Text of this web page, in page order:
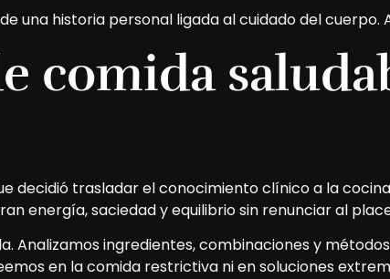
una historia personal ligada al cuidado del cuerpo.
comida
decidió trasladar el conocimiento clínico a la
energía, saciedad y equilibrio sin renunciar al
Analizamos ingredientes, combinaciones y
en la comida restrictiva ni en soluciones